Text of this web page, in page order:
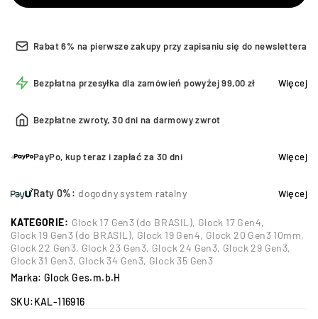
Rabat 6% na pierwsze zakupy przy zapisaniu się do newslettera
Bezpłatna przesyłka dla zamówień powyżej 99,00 zł Więcej
Bezpłatne zwroty, 30 dni na darmowy zwrot
PayPo, kup teraz i zapłać za 30 dni Więcej
Raty 0%: dogodny system ratalny Więcej
KATEGORIE: Glock 17 Gen3 (do BRASIL), Glock 17 Gen4,
Glock 19 Gen3 (do BRASIL), Glock 19 Gen4, Glock 20 Gen3 10mm,
Glock 22 Gen3, Glock 23 Gen3, Glock 24 Gen3, Glock 29 Gen3,
Glock 31 Gen3, Glock 34 Gen3, Glock 35 Gen3
Marka: Glock Ges.m.b.H
SKU:KAL-116916